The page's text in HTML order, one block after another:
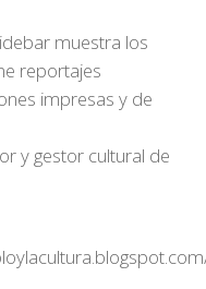
muestra los
reportajes
impresas y de
y gestor cultural de